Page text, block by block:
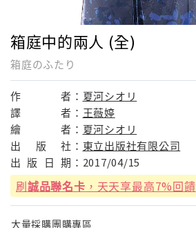
箱庭中的兩人 (全)
箱庭のふたり
作 者： 夏河シオリ
譯
者： 王薇婷
繪
者： 夏河シオリ
出
版 社： 東立出版社有限公司
出 版 日 期： 2017/04/15
刷誠品聯名卡 ，天天享最高7%回饋
大量採購團購專區